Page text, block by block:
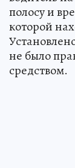
полосу и
которой
не было
средством.